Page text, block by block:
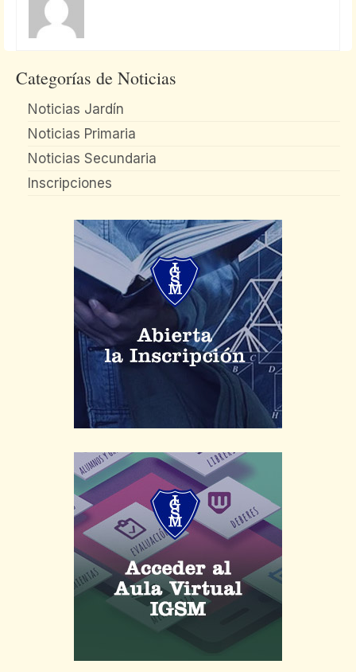
Categorías de Noticias
Noticias Jardín
Noticias Primaria
Noticias Secundaria
Inscripciones